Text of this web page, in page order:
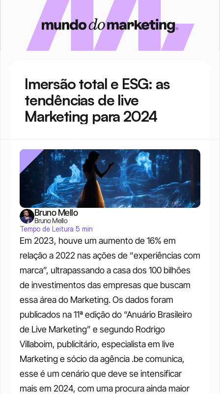
Imersão total e ESG: as
tendências de live
Marketing para 2024
Em 2023, houve um aumento de 16% em
relação a 2022 nas ações de “experiências com
marca”, ultrapassando a casa dos 100 bilhões
de investimentos das empresas que buscam
essa área do Marketing. Os dados foram
publicados na 11ª edição do “Anuário Brasileiro
de Live Marketing” e segundo Rodrigo
Villaboim, publicitário, especialista em live
Marketing e sócio da agência .be comunica,
esse é um cenário que deve se intensificar
mais em 2024, com uma procura ainda maior
Bruno Mello
Bruno Mello
Tempo de Leitura 5 min